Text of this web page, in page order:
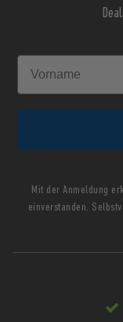
Mit der Anmeldung
einverstanden.